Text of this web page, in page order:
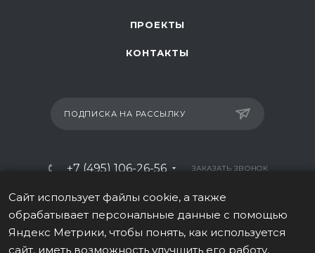
ПРОЕКТЫ
КОНТАКТЫ
ПОДПИСКА НА РАССЫЛКУ
+7 (495) 106-26-56 ЗАКАЗАТЬ ЗВОНОК
info@italy-sport.ru
Москва, ул. Мосфильмовская 42с1
Сайт использует файлы cookie, а также
обрабатывает персональные данные с помощью
Яндекс Метрики, чтобы понять, как используется
сайт, иметь возможность улучшить его работу,